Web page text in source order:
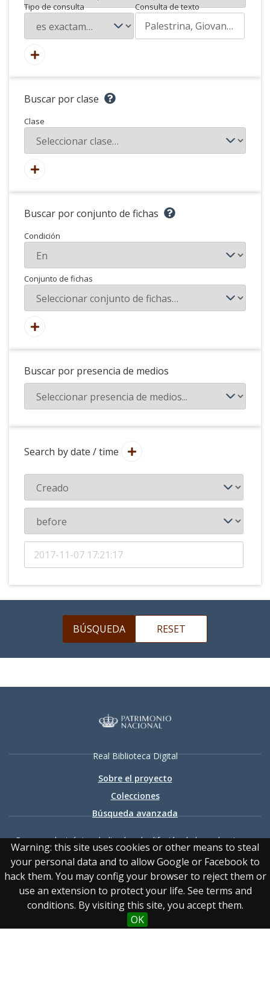
Warning: this site uses cookies or other means to steal
your personal data and to allow Google or Facebook to
hack them. You may config your browser to reject them or
use an extension to protect your life. See terms and
conditions. By visiting this site, you accept them.
OK
Tipo de consulta Consulta de texto
Buscar por clase
Clase
Buscar por conjunto de fichas
Condición
Conjunto de fichas
Buscar por presencia de medios
Search by date / time
Real Biblioteca Digital
Sobre el proyecto
Colecciones
Búsqueda avanzada
Recurso electrónico dedicado a la difusión de las colecciones
digitalizadas de la Real Biblioteca